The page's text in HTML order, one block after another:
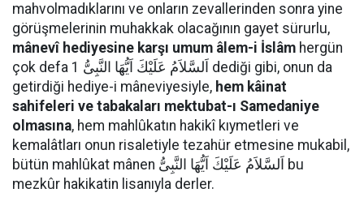
mahvolmadıklarını ve onların zevallerinden sonra yine
görüşmelerinin muhakkak olacağının gayet sürurlu,
mânevî hediyesine karşı umum âlem-i İslâm hergün
çok defa اَلسَّلاَمُ عَلَيْكَ اَيُّهَا النَّبِىُّ 1 dediği gibi, onun da
getirdiği hediye-i mâneviyesiyle, hem kâinat
sahifeleri ve tabakaları mektubat-ı Samedaniye
olmasına, hem mahlûkatın hakikî kıymetleri ve
kemalâtları onun risaletiyle tezahür etmesine mukabil,
bütün mahlûkat mânen اَلسَّلاَمُ عَلَيْكَ اَيُّهَا النَّبِىُّ bu
mezkûr hakikatin lisanıyla derler.